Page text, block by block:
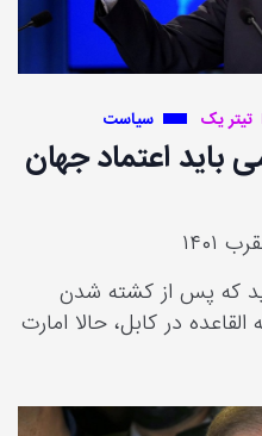
تیتر یک سیاست
باید اعتماد جهان
که پس از کشته شدن
در کابل، حالا امارت